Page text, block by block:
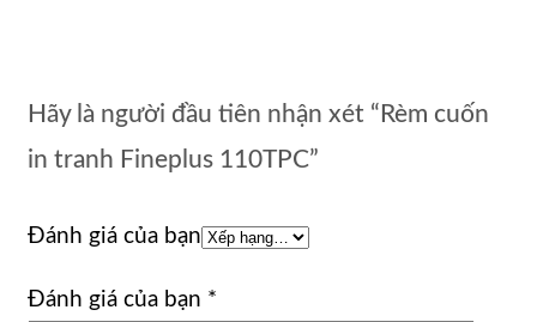
Hãy là người đầu tiên nhận xét “Rèm cuốn
in tranh Fineplus 110TPC”
Đánh giá của bạn
Đánh giá của bạn *